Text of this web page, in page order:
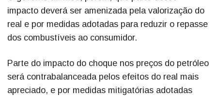
impacto deverá ser amenizada pela valorização do
real e por medidas adotadas para reduzir o repasse
dos combustíveis ao consumidor.
Parte do impacto do choque nos preços do petróleo
será contrabalanceada pelos efeitos do real mais
apreciado, e por medidas mitigatórias adotadas